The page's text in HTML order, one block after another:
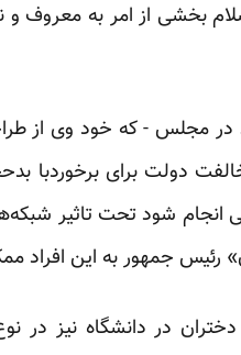
بخشی از امر به
مجلس - که خود وی از
دولت برای برخوردبا
شود تحت تاثیر
رئیس جمهور به این افراد
در دانشگاه نیز در